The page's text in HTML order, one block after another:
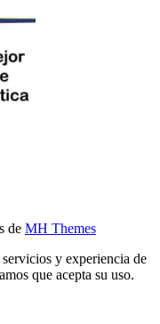
de MH Themes
y experiencia de
que acepta su uso.